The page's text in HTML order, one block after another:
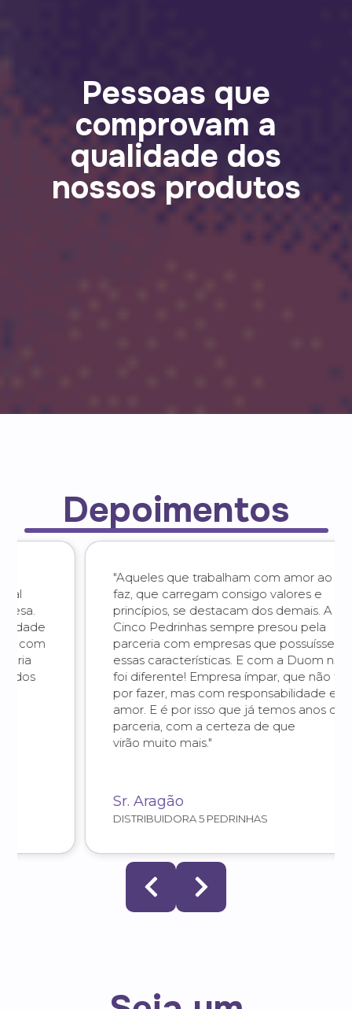
Pessoas que
comprovam a
qualidade dos
nossos produtos
Depoimentos
"Aqueles que trabalham com amor ao que
faz, que carregam consigo valores e
princípios, se destacam dos demais. A
Cinco Pedrinhas sempre presou pela
parceria com empresas que possuíssem
essas características. E com a Duom não
foi diferente! Empresa ímpar, que não faz
por fazer, mas com responsabilidade e
amor. E é por isso que já temos anos de
parceria, com a certeza de que
virão muito mais."
Sr. Aragão
DISTRIBUIDORA 5 PEDRINHAS